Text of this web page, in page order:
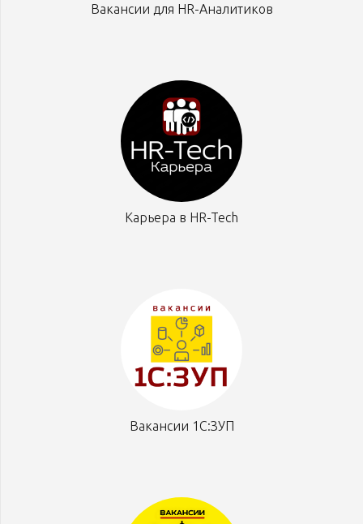
Вакансии для HR-Аналитиков
Карьера в HR-Tech
Вакансии 1С:ЗУП